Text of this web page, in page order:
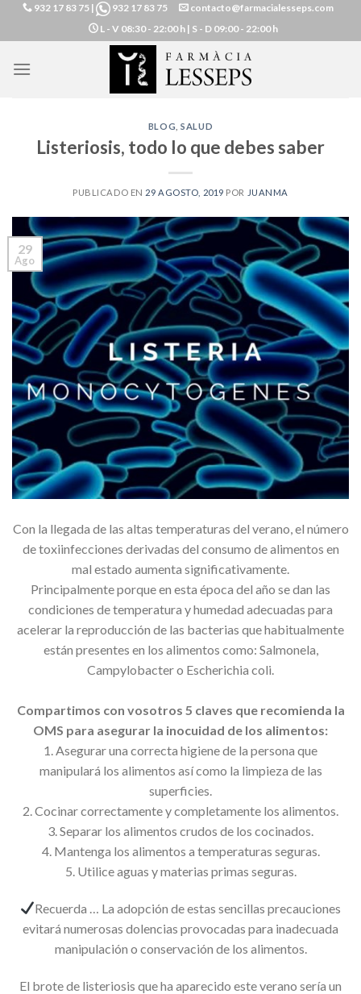
Skip
932 17 83 75| 932 17 83 75
contacto@farmacialesseps.com
L - V 08:30 - 22:00 h | S - D 09:00 - 22:00 h
BLOG ,SALUD
Listeriosis, todo lo que debes saber
PUBLICADO EN 29 AGOSTO, 2019 POR JUANMA
29
Ago
Con la llegada de las altas temperaturas del verano, el número
de toxiinfecciones derivadas del consumo de alimentos en
mal estado aumenta significativamente.
Principalmente porque en esta época del año se dan las
condiciones de temperatura y humedad adecuadas para
acelerar la reproducción de las bacterias que habitualmente
están presentes en los alimentos como: Salmonela,
Campylobacter o Escherichia coli.
Compartimos con vosotros 5 claves que recomienda la
OMS para asegurar la inocuidad de los alimentos:
1. Asegurar una correcta higiene de la persona que
manipulará los alimentos así como la limpieza de las
superficies.
2. Cocinar correctamente y completamente los alimentos.
3. Separar los alimentos crudos de los cocinados.
4. Mantenga los alimentos a temperaturas seguras.
5. Utilice aguas y materias primas seguras.
Recuerda … La adopción de estas sencillas precauciones
evitará numerosas dolencias provocadas para inadecuada
manipulación o conservación de los alimentos.
El brote de listeriosis que ha aparecido este verano sería un